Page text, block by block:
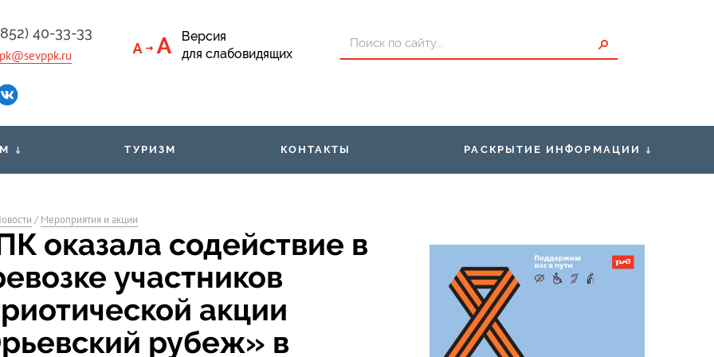
40-33-33
Версия
для слабовидящих
Билеты через мобильное
приложение
пассажиров
Сведения о страховщике
ТУРИЗМ КОНТАКТЫ РАСКРЫТИЕ ИНФОРМАЦИИ
зонах повышенной опасности,
проезда и перехода через
железнодорожные пути
Условия труда
Закупки
Нормативно-правовая база
/ Мероприятия и акции
оказала содействие в
участников
акции
рубеж» в